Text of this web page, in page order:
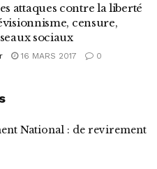
attaques contre la liberté
censure,
sociaux
16 MARS 2017 0
National : de revirement